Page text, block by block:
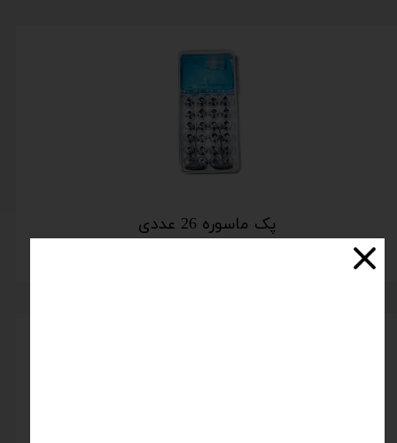
پک ماسوره 26 عددی